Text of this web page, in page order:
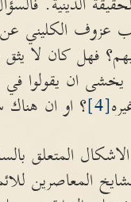
عزوف الكليني عن
فهل كان لا يثق
يخشى ان يقولوا في
[4]
؟ او ان هناك
المتعلق
المعاصرين